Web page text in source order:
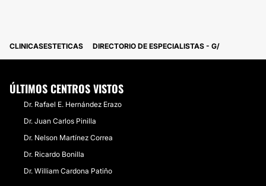
CLINICASESTETICAS DIRECTORIO DE ESPECIALISTAS - G
ÚLTIMOS CENTROS VISTOS
Dr. Rafael E. Hernández Erazo
Dr. Juan Carlos Pinilla
Dr. Nelson Martínez Correa
Dr. Ricardo Bonilla
Dr. William Cardona Patiño